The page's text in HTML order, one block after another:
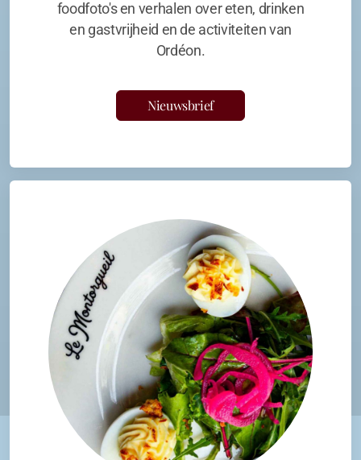
foodfoto's en verhalen over eten, drinken
en gastvrijheid en de activiteiten van
Ordéon.
Nieuwsbrief